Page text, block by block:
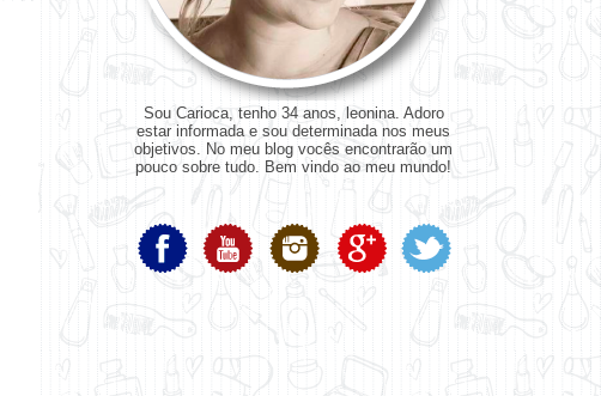
Sou Carioca, tenho 34 anos, leonina. Adoro
estar informada e sou determinada nos meus
objetivos. No meu blog vocês encontrarão um
pouco sobre tudo. Bem vindo ao meu mundo!